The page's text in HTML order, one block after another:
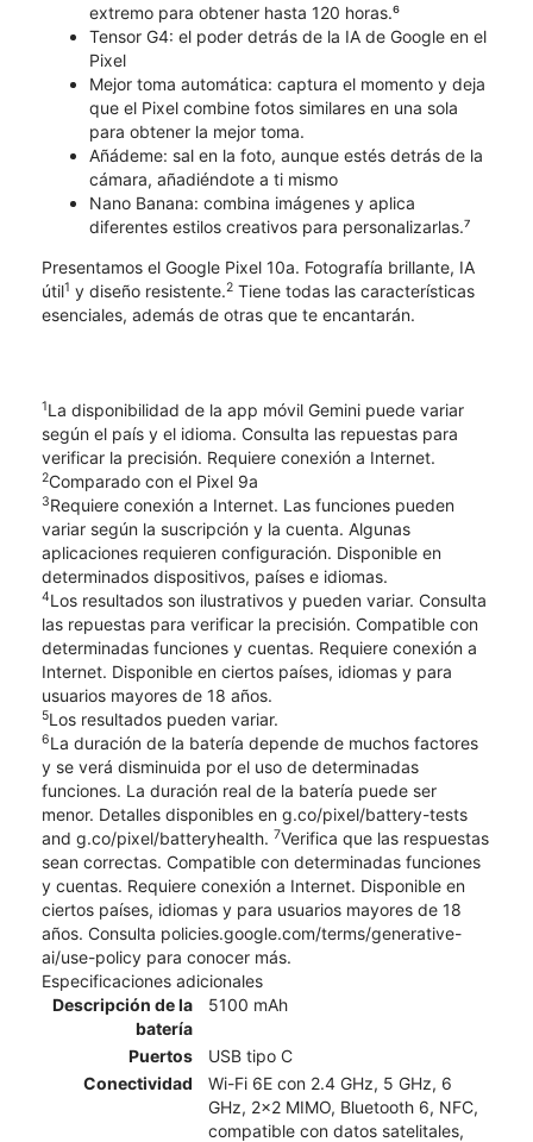
extremo para obtener hasta 120 horas.⁶
Tensor G4: el poder detrás de la IA de Google en el
Pixel
​​​​​​​Mejor toma automática: captura el momento y deja
que el Pixel combine fotos similares en una sola
para obtener la mejor toma.
Añádeme: sal en la foto, aunque estés detrás de la
cámara, añadiéndote a ti mismo
Nano Banana: combina imágenes y aplica
diferentes estilos creativos para personalizarlas.⁷
Presentamos el Google Pixel 10a. Fotografía brillante, IA
útil1 y diseño resistente.2 Tiene todas las características
esenciales, además de otras que te encantarán.
1La disponibilidad de la app móvil Gemini puede variar
según el país y el idioma. Consulta las repuestas para
verificar la precisión. Requiere conexión a Internet.
2Comparado con el Pixel 9a
3Requiere conexión a Internet. Las funciones pueden
variar según la suscripción y la cuenta. Algunas
aplicaciones requieren configuración. Disponible en
determinados dispositivos, países e idiomas.
4Los resultados son ilustrativos y pueden variar. Consulta
las repuestas para verificar la precisión. Compatible con
determinadas funciones y cuentas. Requiere conexión a
Internet. Disponible en ciertos países, idiomas y para
usuarios mayores de 18 años.
5Los resultados pueden variar.
6La duración de la batería depende de muchos factores
y se verá disminuida por el uso de determinadas
funciones. La duración real de la batería puede ser
menor. Detalles disponibles en g.co/pixel/battery-tests
and g.co/pixel/batteryhealth. 7Verifica que las respuestas
sean correctas. Compatible con determinadas funciones
y cuentas. Requiere conexión a Internet. Disponible en
ciertos países, idiomas y para usuarios mayores de 18
años. Consulta policies.google.com/terms/generative-
ai/use-policy para conocer más.
Especificaciones adicionales
Descripción de la
batería
5100 mAh
Puertos
USB tipo C
Conectividad
Wi-Fi 6E con 2.4 GHz, 5 GHz, 6
GHz, 2x2 MIMO, Bluetooth 6, NFC,
compatible con datos satelitales,